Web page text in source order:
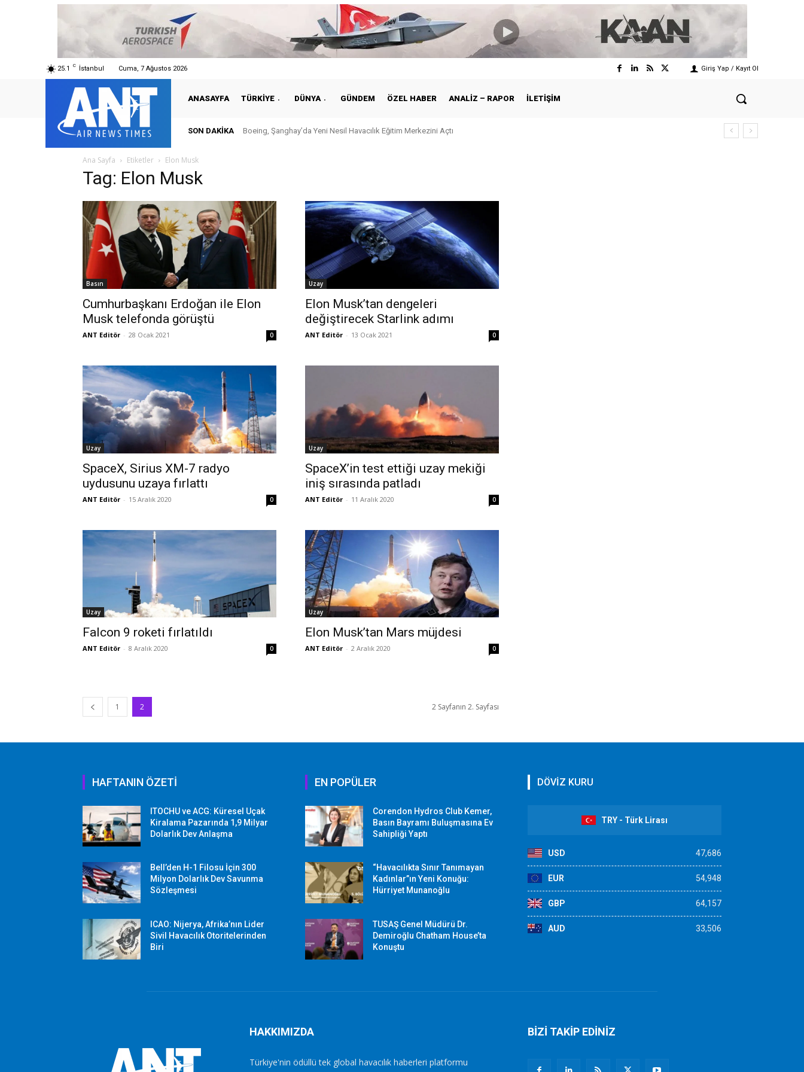
25.1 C İstanbul Cuma, 7 Ağustos 2026 Giriş Yap / Kayıt Ol
ANASAYFA TÜRKIYE DÜNYA GÜNDEM ÖZEL HABER ANALIZ – RAPOR İLETIŞIM
SON DAKIKA Boeing, Şanghay’da Yeni Nesil Havacılık Eğitim Merkezini Açtı
Ana Sayfa Etiketler Elon Musk
Tag: Elon Musk
Basın
Cumhurbaşkanı Erdoğan ile Elon
Musk telefonda görüştü
ANT Editör - 28 Ocak 2021 0
Uzay
Elon Musk’tan dengeleri
değiştirecek Starlink adımı
ANT Editör - 13 Ocak 2021 0
Uzay
SpaceX, Sirius XM-7 radyo
uydusunu uzaya fırlattı
ANT Editör - 15 Aralık 2020 0
Uzay
SpaceX’in test ettiği uzay mekiği
iniş sırasında patladı
ANT Editör - 11 Aralık 2020 0
Uzay
Falcon 9 roketi fırlatıldı
ANT Editör - 8 Aralık 2020 0
Uzay
Elon Musk’tan Mars müjdesi
ANT Editör - 2 Aralık 2020 0
1 2 2 Sayfanın 2. Sayfası
HAFTANIN ÖZETİ
ITOCHU ve ACG: Küresel Uçak
Kiralama Pazarında 1,9 Milyar
Dolarlık Dev Anlaşma
Bell’den H-1 Filosu İçin 300
Milyon Dolarlık Dev Savunma
Sözleşmesi
ICAO: Nijerya, Afrika’nın Lider
Sivil Havacılık Otoritelerinden
Biri
EN POPÜLER
Corendon Hydros Club Kemer,
Basın Bayramı Buluşmasına Ev
Sahipliği Yaptı
“Havacılıkta Sınır Tanımayan
Kadınlar”ın Yeni Konuğu:
Hürriyet Munanoğlu
TUSAŞ Genel Müdürü Dr.
Demiroğlu Chatham House’ta
Konuştu
DÖVİZ KURU
TRY - Türk Lirası
USD 47,686
EUR 54,948
GBP 64,157
AUD 33,506
HAKKIMIZDA
Türkiye'nin ödüllü tek global havacılık haberleri platformu
BİZİ TAKİP EDİNİZ